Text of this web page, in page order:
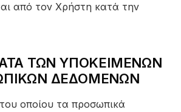
από τον Χρήστη κατά την
ΤΩΝ ΥΠΟΚΕΙΜΕΝΩΝ
ΔΕΔΟΜΕΝΩΝ
οποίου τα προσωπικά